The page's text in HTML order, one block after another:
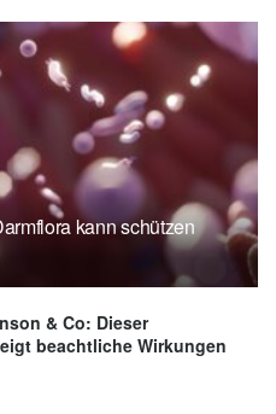
kann schützen
& Co: Dieser
beachtliche Wirkungen